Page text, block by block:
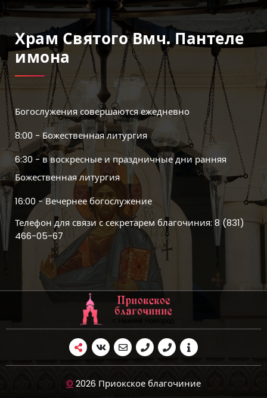
Храм Святого Вмч. Пантеле
Имона
Богослужения совершаются ежедневно
8:00 - Божественная литургия
6:30 - в воскресные и праздничные дни ранняя
Божественная литургия
16:00 - Вечернее богослужение
Телефон для связи с секретарем благочиния: 8 (831)
466-05-67
© 2026 Приокское благочиние